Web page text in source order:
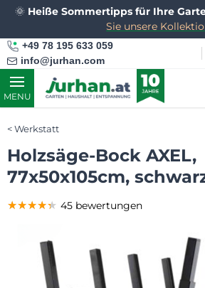
🌞 Heiße Sommertipps für Ihre
Sie unsere
+49 78 195 633 059
info@jurhan.com
MENU
Werkstatt
Holzsäge-Bock AXEL,
77x50x105cm,
★★★★★
★★★★★
★★★★★ 45 bewertungen